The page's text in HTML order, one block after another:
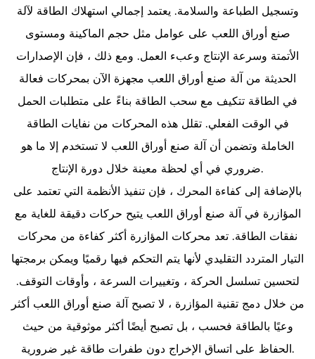
وتسجيل الطباعة والسلامة. يعتمد إجمالي استهلاك الطاقة لآلة
صنع أوراق اللعب على عوامل مثل حجم الماكينة ومستوى
الأتمتة وسرعة الإنتاج وعبء العمل. ومع ذلك ، فإن الإصدارات
الحديثة من آلة صنع أوراق اللعب مجهزة الآن بمحركات فعالة
في الطاقة تتكيف مع سحب الطاقة بناءً على متطلبات الحمل
في الوقت الفعلي. تقلل هذه المحركات من نفايات الطاقة
الخاملة وتضمن أن آلة صنع أوراق اللعب لا تستخدم إلا ما هو
ضروري في أي لحظة معينة خلال دورة الإنتاج.
بالإضافة إلى كفاءة المحرك ، فإن تنفيذ الأنظمة التي تعتمد على
المؤازرة في آلة صنع أوراق اللعب يتيح حركات دقيقة للغاية مع
نفقات الطاقة. تعد محركات المؤازرة أكثر كفاءة من محركات
التيار المتردد التقليدي لأنها يتم التحكم فيها رقميًا ويمكن برمجتها
لتحسين تسلسل الحركة ، وتغييرات السرعة ، وأوقات التوقف.
من خلال دمج تقنية المؤازرة ، لا تصبح آلة صنع أوراق اللعب أكثر
وعيًا بالطاقة فحسب ، بل تصبح أيضًا أكثر موثوقية من حيث
الحفاظ على اتساق الإخراج دون طفرات طاقة غير ضرورية.